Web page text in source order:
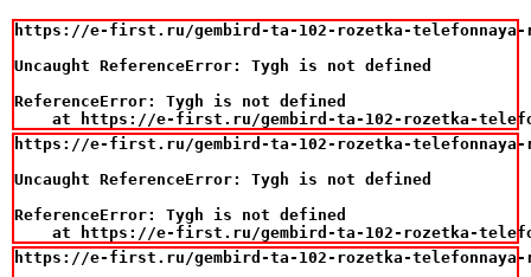
https://e-first.ru/gembird-ta-102-rozetka-telefonnaya-
Uncaught ReferenceError: Tygh is not defined
ReferenceError: Tygh is not defined
at https://e-first.ru/gembird-ta-102-rozetka-
https://e-first.ru/gembird-ta-102-rozetka-telefonnaya-rj-
Uncaught ReferenceError: Tygh is not defined
ReferenceError: Tygh is not defined
at https://e-first.ru/gembird-ta-102-rozetka-
https://e-first.ru/gembird-ta-102-rozetka-telefonnaya-